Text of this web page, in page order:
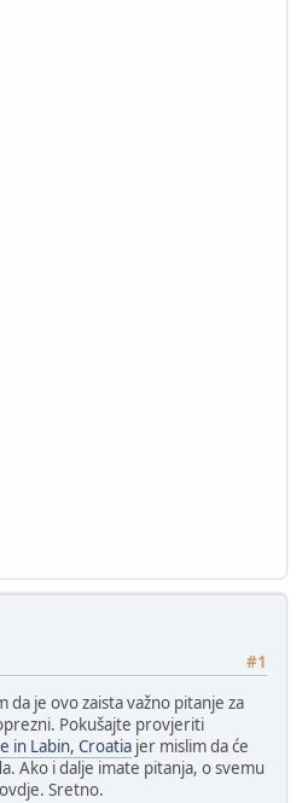
#1
da je ovo zaista važno pitanje za
Pokušajte provjeriti
in Labin, Croatia jer mislim da će
Ako i dalje imate pitanja, o svemu
Sretno.